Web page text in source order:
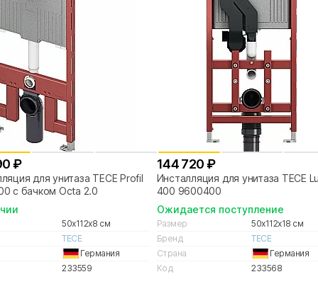
₽
для унитаза TECE Profil
с бачком Octa 2.0
50x112x8 см
TECE
Германия
233559
144 720 ₽
Инсталляция для унитаза TECE
400 9600400
Ожидается поступление
Размер
50x112x18 см
Бренд
TECE
Страна
Германия
Код
233568